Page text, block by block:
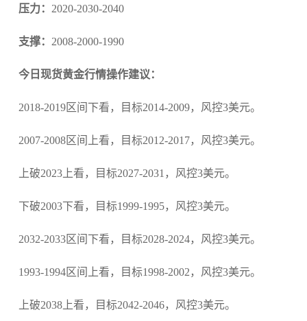
压力： 2020-2030-2040
支撑： 2008-2000-1990
今日现货黄金行情操作建议：
2018-2019区间下看，目标2014-2009，风控3美元。
2007-2008区间上看，目标2012-2017，风控3美元。
上破2023上看，目标2027-2031，风控3美元。
下破2003下看，目标1999-1995，风控3美元。
2032-2033区间下看，目标2028-2024，风控3美元。
1993-1994区间上看，目标1998-2002，风控3美元。
上破2038上看，目标2042-2046，风控3美元。